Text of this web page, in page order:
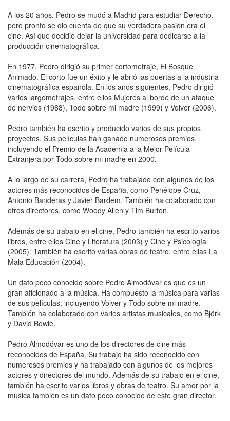
A los 20 años, Pedro se mudó a Madrid para estudiar Derecho,
pero pronto se dio cuenta de que su verdadera pasión era el
cine. Así que decidió dejar la universidad para dedicarse a la
producción cinematográfica.
En 1977, Pedro dirigió su primer cortometraje, El Bosque
Animado. El corto fue un éxito y le abrió las puertas a la industria
cinematográfica española. En los años siguientes, Pedro dirigió
varios largometrajes, entre ellos Mujeres al borde de un ataque
de nervios (1988), Todo sobre mi madre (1999) y Volver (2006).
Pedro también ha escrito y producido varios de sus propios
proyectos. Sus películas han ganado numerosos premios,
incluyendo el Premio de la Academia a la Mejor Película
Extranjera por Todo sobre mi madre en 2000.
A lo largo de su carrera, Pedro ha trabajado con algunos de los
actores más reconocidos de España, como Penélope Cruz,
Antonio Banderas y Javier Bardem. También ha colaborado con
otros directores, como Woody Allen y Tim Burton.
Además de su trabajo en el cine, Pedro también ha escrito varios
libros, entre ellos Cine y Literatura (2003) y Cine y Psicología
(2005). También ha escrito varias obras de teatro, entre ellas La
Mala Educación (2004).
Un dato poco conocido sobre Pedro Almodóvar es que es un
gran aficionado a la música. Ha compuesto la música para varias
de sus películas, incluyendo Volver y Todo sobre mi madre.
También ha colaborado con varios artistas musicales, como Björk
y David Bowie.
Pedro Almodóvar es uno de los directores de cine más
reconocidos de España. Su trabajo ha sido reconocido con
numerosos premios y ha trabajado con algunos de los mejores
actores y directores del mundo. Además de su trabajo en el cine,
también ha escrito varios libros y obras de teatro. Su amor por la
música también es un dato poco conocido de este gran director.